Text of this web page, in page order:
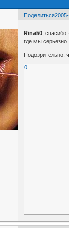
Поделиться
Rina50 ,
где мы
Подозрительно,
0